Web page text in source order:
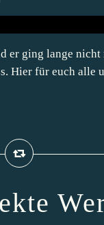
er ging lange
Hier für euch alle